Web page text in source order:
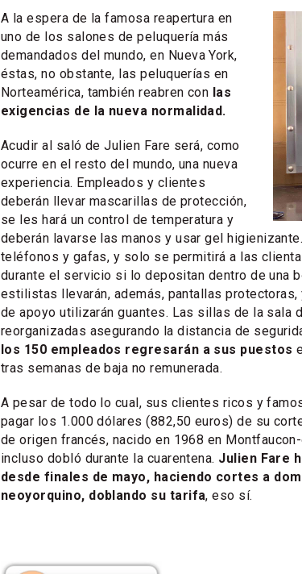
A la espera de la famosa reapertura en
uno de los salones de peluquería más
demandados del mundo, en Nueva York,
éstas, no obstante, las peluquerías en
Norteamérica, también reabren con las
exigencias de la nueva normalidad.
Acudir al saló de Julien Fare será, como
ocurre en el resto del mundo, una nueva
experiencia. Empleados y clientes
deberán llevar mascarillas de protección,
se les hará un control de temperatura y
deberán lavarse las manos y usar gel
teléfonos y gafas, y solo se permitirá a las
durante el servicio si lo depositan dentro de una
estilistas llevarán, además, pantallas
de apoyo utilizarán guantes. Las sillas de la sala
reorganizadas asegurando la distancia de
los 150 empleados regresarán a sus puestos
tras semanas de baja no remunerada.
A pesar de todo lo cual, sus clientes ricos y
pagar los 1.000 dólares (882,50 euros) de su
de origen francés, nacido en 1968 en
incluso dobló durante la cuarentena. Julien Fare
desde finales de mayo, haciendo cortes a
neoyorquino, doblando su tarifa, eso sí.